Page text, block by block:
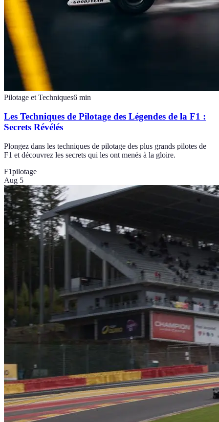
Pilotage et Techniques6 min
Les Techniques de Pilotage des Légendes de la F1 :
Secrets Révélés
Plongez dans les techniques de pilotage des plus grands pilotes de
F1 et découvrez les secrets qui les ont menés à la gloire.
F1pilotage
Aug 5